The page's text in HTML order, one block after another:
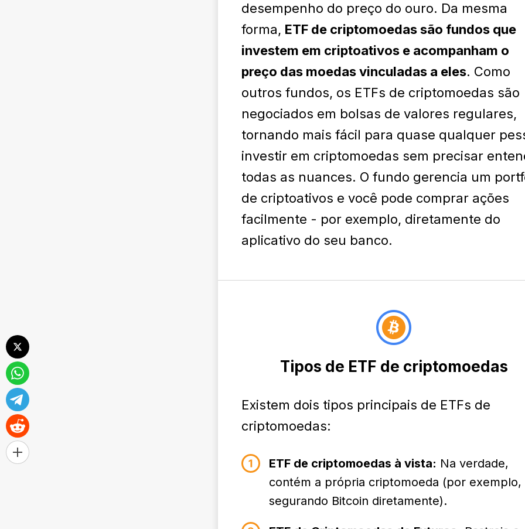
desempenho do preço do ouro. Da mesma
forma, ETF de criptomoedas são fundos que
investem em criptoativos e acompanham o
preço das moedas vinculadas a eles. Como
outros fundos, os ETFs de criptomoedas são
negociados em bolsas de valores regulares,
tornando mais fácil para quase qualquer
investir em criptomoedas sem precisar
todas as nuances. O fundo gerencia um
de criptoativos e você pode comprar ações
facilmente - por exemplo, diretamente do
aplicativo do seu banco.
Tipos de ETF de criptomoedas
Existem dois tipos principais de ETFs de
criptomoedas:
ETF de criptomoedas à vista: Na verdade,
contém a própria criptomoeda (por exemplo,
segurando Bitcoin diretamente).